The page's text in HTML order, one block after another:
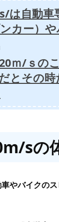
は自動車
ンカー）
ｍ/ｓの
とその
sの
やバイクのス